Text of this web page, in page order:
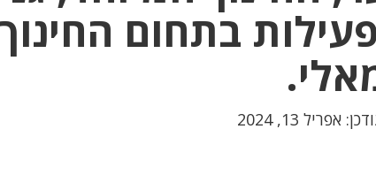
בתחום
אפריל 13, 2024